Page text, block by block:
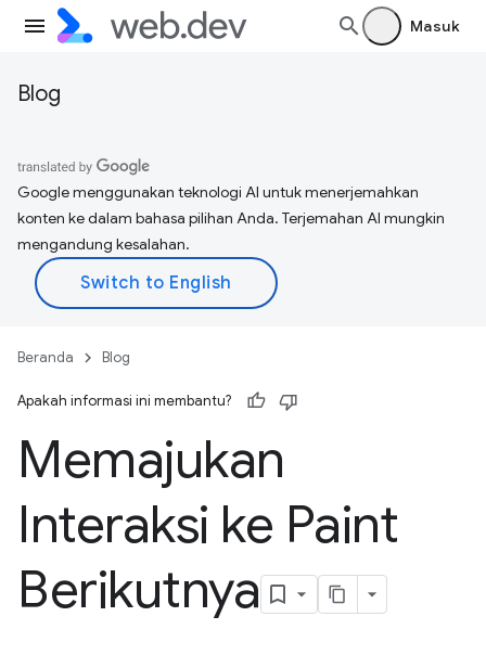
Masuk
Blog
Google menggunakan teknologi AI untuk menerjemahkan
konten ke dalam bahasa pilihan Anda. Terjemahan AI mungkin
mengandung kesalahan.
Beranda Blog
Apakah informasi ini membantu?
Memajukan
Interaksi ke Paint
Berikutnya